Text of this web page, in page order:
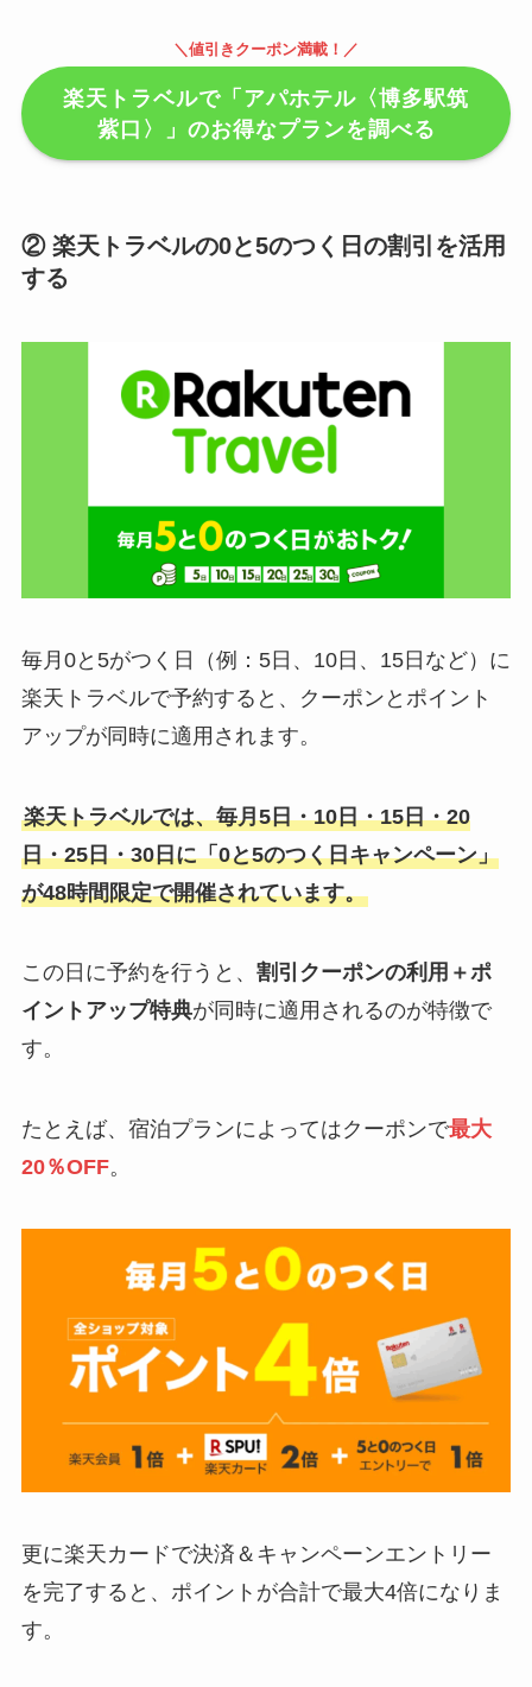
＼値引きクーポン満載！／
楽天トラベルで「アパホテル〈博多駅筑
紫口〉」のお得なプランを調べる
② 楽天トラベルの0と5のつく日の割引を活用
する
毎月0と5がつく日（例：5日、10日、15日など）に
楽天トラベルで予約すると、クーポンとポイント
アップが同時に適用されます。
楽天トラベルでは、毎月5日・10日・15日・20
日・25日・30日に「0と5のつく日キャンペーン」
が48時間限定で開催されています。
この日に予約を行うと、 割引クーポンの利用＋ポ
イントアップ特典が同時に適用されるのが特徴で
す。
たとえば、宿泊プランによってはクーポンで最大
20％OFF。
更に楽天カードで決済＆キャンペーンエントリー
を完了すると、ポイントが合計で最大4倍になりま
す。